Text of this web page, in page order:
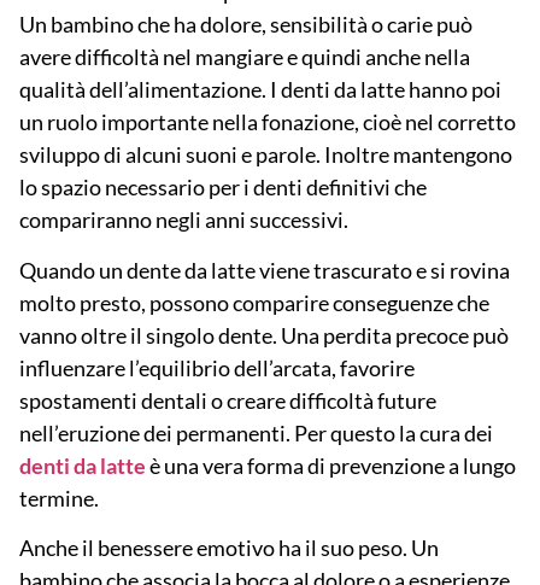
Un bambino che ha dolore, sensibilità o carie può
avere difficoltà nel mangiare e quindi anche nella
qualità dell’alimentazione. I denti da latte hanno poi
un ruolo importante nella fonazione, cioè nel corretto
sviluppo di alcuni suoni e parole. Inoltre mantengono
lo spazio necessario per i denti definitivi che
compariranno negli anni successivi.
Quando un dente da latte viene trascurato e si rovina
molto presto, possono comparire conseguenze che
vanno oltre il singolo dente. Una perdita precoce può
influenzare l’equilibrio dell’arcata, favorire
spostamenti dentali o creare difficoltà future
nell’eruzione dei permanenti. Per questo la cura dei
denti da latteè una vera forma di prevenzione a lungo
termine.
Anche il benessere emotivo ha il suo peso. Un